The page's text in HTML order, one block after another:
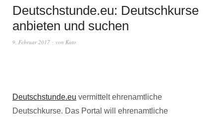
Deutschstunde.eu: Deutschkurse
anbieten und suchen
9. Februar 2017 von Kato
Deutschstunde.eu vermittelt ehrenamtliche
Deutschkurse. Das Portal will ehrenamtliche